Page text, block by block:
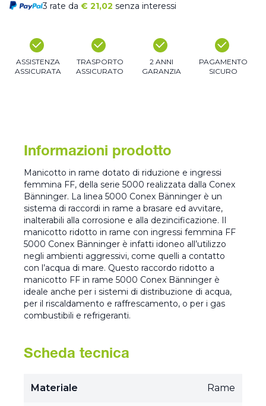
3 rate da € 21,02 senza interessi
ASSISTENZA
ASSICURATA
TRASPORTO
ASSICURATO
2 ANNI
GARANZIA
PAGAMENTO
SICURO
Informazioni prodotto
Manicotto in rame dotato di riduzione e ingressi
femmina FF, della serie 5000 realizzata dalla Conex
Bänninger. La linea 5000 Conex Bänninger è un
sistema di raccordi in rame a brasare ed avvitare,
inalterabili alla corrosione e alla dezincificazione. Il
manicotto ridotto in rame con ingressi femmina FF
5000 Conex Bänninger è infatti idoneo all’utilizzo
negli ambienti aggressivi, come quelli a contatto
con l’acqua di mare. Questo raccordo ridotto a
manicotto FF in rame 5000 Conex Bänninger è
ideale anche per i sistemi di distribuzione di acqua,
per il riscaldamento e raffrescamento, o per i gas
combustibili e refrigeranti.
Scheda tecnica
Materiale Rame